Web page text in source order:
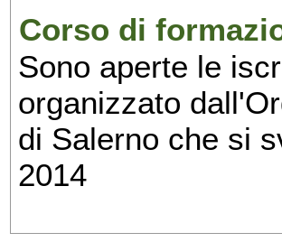
Corso di
Sono aperte le
organizzato
di Salerno che si
2014